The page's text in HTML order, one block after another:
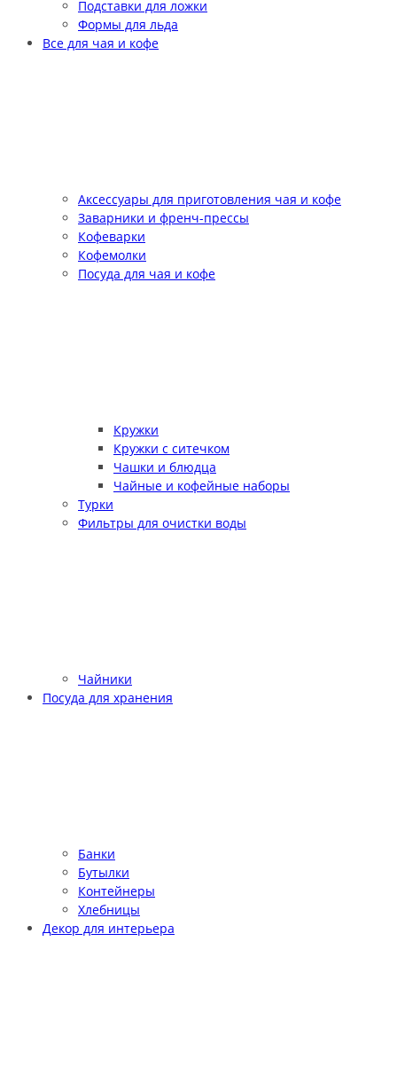
Подставки для ложки
Формы для льда
Все для чая и кофе
Аксессуары для приготовления чая и кофе
Заварники и френч-прессы
Кофеварки
Кофемолки
Посуда для чая и кофе
Кружки
Кружки с ситечком
Чашки и блюдца
Чайные и кофейные наборы
Турки
Фильтры для очистки воды
Чайники
Посуда для хранения
Банки
Бутылки
Контейнеры
Хлебницы
Декор для интерьера